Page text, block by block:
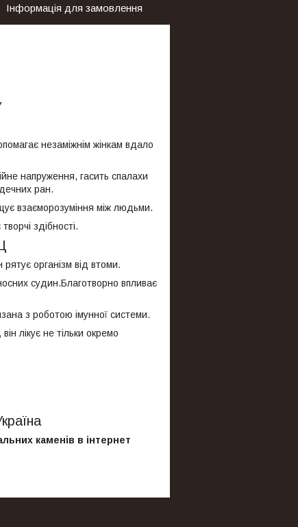
Інформація для замовлення
незаміжнім жінкам вдало
напруження, гасить спалахи
ран.
взаєморозуміння між людьми.
здібності.
організм від втоми.
судин.Благотворно впливає
з роботою імунної системи.
лікує не тільки окремо
каменів в інтернет